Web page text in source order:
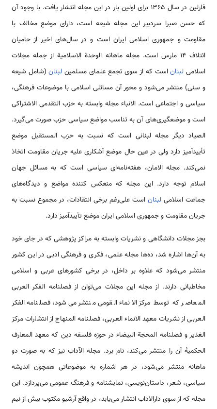
فارلین در سال 1365 برای اولین بار در این مجله انتشار یافت. با وجود آن
که حسن صبرا سردبیر این مجله شیعه است، دارای موضع مخالف با
مقاومت و جمهوری اسلامی ایران است و در سال‌های اخیر از حامیان
ائتلاف 14 مارس است. مجله ماهانه الوحدة الاسلامیة از جمله مجلات
اسلامی لبناناست که از سوی تجمع علمای مسلمین لبنان(شامل شیعه
و سنی) منتشر می‌شود و محور آن مسائلی اسلامی با موضوعات فرهنگی،
سیاسی و اجتماعی است. الانباء مجله وابسته به حزب التقدمی الاشتراکی
است و موضعگیری‌های آن به تناسب مواضع سیاسی حزب صورت می‌گیرد.
الصیاد دیگر مجله لبنانی است که نسبت به حزب المستقبل موضع
تأییدآمیز دارد ولی در عین حال موضع آشکاری علیه جریان مقاومت اتخاذ
نمی‌کند. مجله الامان، هفته‌نامه‌ای سیاسی است که به مسائل جهان
اسلام توجه دارد. این مجله که منعکس کننده مواضع و دیدگاه‌های
جماعت اسلامی لبنان است علی‌رغم برخی انتقادات، در مجموع نسبت به
جریان مقاومت و جمهوری اسلامی ایران موضع تأییدآمیز دارد.
بجز مجلات دانشگاهی و نشریات وابسته به مراکز پژوهشی که در جای خود
به آن‌ها اشاره شد، ده‌ها مجله علمی، فکری و فرهنگی ادبی در این کشور
منتشر می‌شود که علاوه بر داخل، در برخی کشورهای عربی و اسلامی
مخاطبانی دارند. از مجله این مجلات می‌توان از فصلنامه الفکر العربی
المعاصر که توسط مرکز الانماء القومی منتشر می‌شود، فصلنامه الفکر
العربی از نشریات معهد الانماء العربی، فصلنامه المنهاج از انتشارات مرکز
الغدیر و فصلنامه المحجة البیضاء در حوزه فلسفه دین که معهد المعارف
الحکمیۀ آن را منتشر می‌کند، نام برد. مجله الآداب نیز که به صورت دو
ماهانه منتشر می‌شود، در هر شماره به موضوعاتی همچون اندیشه
سیاسی، شعر، داستان‌نویسی، نمایشنامه و فرهنگ عمومی می‌پردازد. این
مجله که از سوی دارالاداب انتشار می‌یابد، در واقع آرشیو مکتوب بیش از نیم